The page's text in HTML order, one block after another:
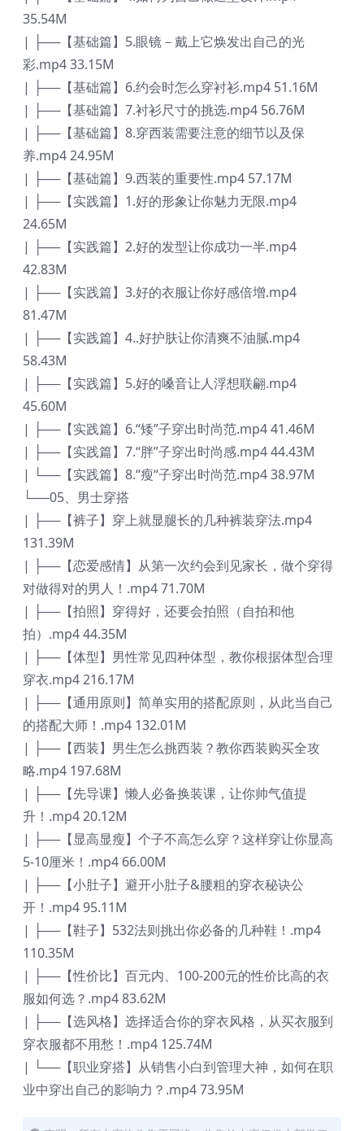
35.54M
| ├──【基础篇】5.眼镜－戴上它焕发出自己的光
彩.mp4 33.15M
| ├──【基础篇】6.约会时怎么穿衬衫.mp4 51.16M
| ├──【基础篇】7.衬衫尺寸的挑选.mp4 56.76M
| ├──【基础篇】8.穿西装需要注意的细节以及保
养.mp4 24.95M
| ├──【基础篇】9.西装的重要性.mp4 57.17M
| ├──【实践篇】1.好的形象让你魅力无限.mp4
24.65M
| ├──【实践篇】2.好的发型让你成功一半.mp4
42.83M
| ├──【实践篇】3.好的衣服让你好感倍增.mp4
81.47M
| ├──【实践篇】4..好护肤让你清爽不油腻.mp4
58.43M
| ├──【实践篇】5.好的嗓音让人浮想联翩.mp4
45.60M
| ├──【实践篇】6.“矮”子穿出时尚范.mp4 41.46M
| ├──【实践篇】7.“胖”子穿出时尚感.mp4 44.43M
| └──【实践篇】8.“瘦“子穿出时尚范.mp4 38.97M
└──05、男士穿搭
| ├──【裤子】穿上就显腿长的几种裤装穿法.mp4
131.39M
| ├──【恋爱感情】从第一次约会到见家长，做个穿得
对做得对的男人！.mp4 71.70M
| ├──【拍照】穿得好，还要会拍照（自拍和他
拍）.mp4 44.35M
| ├──【体型】男性常见四种体型，教你根据体型合理
穿衣.mp4 216.17M
| ├──【通用原则】简单实用的搭配原则，从此当自己
的搭配大师！.mp4 132.01M
| ├──【西装】男生怎么挑西装？教你西装购买全攻
略.mp4 197.68M
| ├──【先导课】懒人必备换装课，让你帅气值提
升！.mp4 20.12M
| ├──【显高显瘦】个子不高怎么穿？这样穿让你显高
5-10厘米！.mp4 66.00M
| ├──【小肚子】避开小肚子&腰粗的穿衣秘诀公
开！.mp4 95.11M
| ├──【鞋子】532法则挑出你必备的几种鞋！.mp4
110.35M
| ├──【性价比】百元内、100-200元的性价比高的衣
服如何选？.mp4 83.62M
| ├──【选风格】选择适合你的穿衣风格，从买衣服到
穿衣服都不用愁！.mp4 125.74M
| └──【职业穿搭】从销售小白到管理大神，如何在职
业中穿出自己的影响力？.mp4 73.95M